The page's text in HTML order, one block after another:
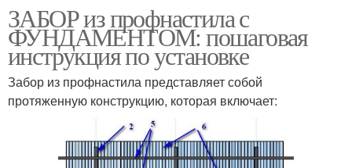
ЗАБОР из профнастила с
ФУНДАМЕНТОМ: пошаговая
инструкция по установке
Забор из профнастила представляет собой
протяженную конструкцию, которая включает: